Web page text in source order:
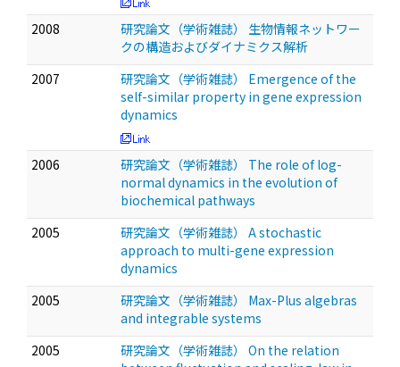
2008
研究論文（学術雑誌） 生物情報ネットワー
クの構造およびダイナミクス解析
2007
研究論文（学術雑誌） Emergence of the
self-similar property in gene expression
dynamics
2006
研究論文（学術雑誌） The role of log-
normal dynamics in the evolution of
biochemical pathways
2005
研究論文（学術雑誌） A stochastic
approach to multi-gene expression
dynamics
2005
研究論文（学術雑誌） Max-Plus algebras
and integrable systems
2005
研究論文（学術雑誌） On the relation